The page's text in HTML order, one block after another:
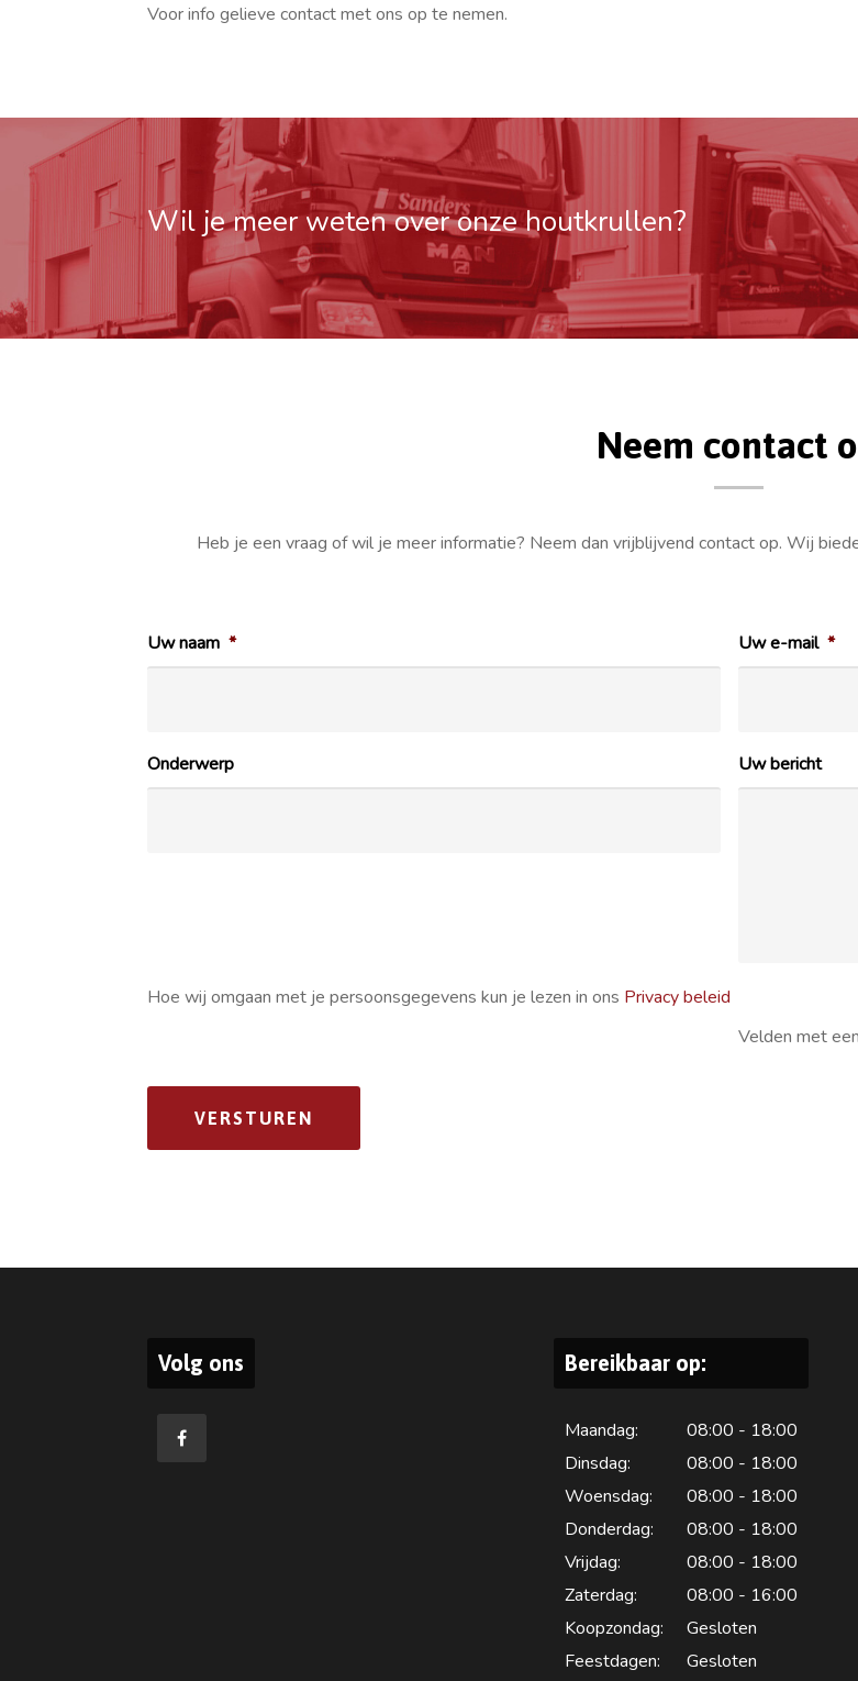
Voor info gelieve contact met ons op te nemen.
Wil je meer weten over onze houtkrullen?
Neem contact
Heb je een vraag of wil je meer informatie? Neem dan vrijblijvend contact op. Wij
Uw naam * Uw e-mail *
Onderwerp Uw bericht
Hoe wij omgaan met je persoonsgegevens kun je lezen in ons Privacy beleid
Velden met
Volg ons Bereikbaar op:
Maandag:
08:00 - 18:00
Dinsdag:
08:00 - 18:00
Woensdag:
08:00 - 18:00
Donderdag:
08:00 - 18:00
Vrijdag:
08:00 - 18:00
Zaterdag:
08:00 - 16:00
Koopzondag:
Gesloten
Feestdagen:
Gesloten